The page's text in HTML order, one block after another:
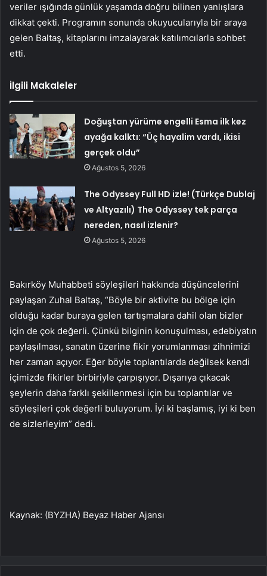
veriler ışığında günlük yaşamda doğru bilinen yanlışlara
dikkat çekti. Programın sonunda okuyucularıyla bir araya
gelen Baltaş, kitaplarını imzalayarak katılımcılarla sohbet
etti.
İlgili Makaleler
Doğuştan yürüme engelli Esma ilk kez
ayağa kalktı: “Üç hayalim vardı, ikisi
gerçek oldu”
Ağustos 5, 2026
The Odyssey Full HD izle! (Türkçe Dublaj
ve Altyazılı) The Odyssey tek parça
nereden, nasıl izlenir?
Ağustos 5, 2026
Bakırköy Muhabbeti söyleşileri hakkında düşüncelerini
paylaşan Zuhal Baltaş, “Böyle bir aktivite bu bölge için
olduğu kadar buraya gelen tartışmalara dahil olan bizler
için de çok değerli. Çünkü bilginin konuşulması, edebiyatın
paylaşılması, sanatın üzerine fikir yorumlanması zihnimizi
her zaman açıyor. Eğer böyle toplantılarda değilsek kendi
içimizde fikirler birbiriyle çarpışıyor. Dışarıya çıkacak
şeylerin daha farklı şekillenmesi için bu toplantılar ve
söyleşileri çok değerli buluyorum. İyi ki başlamış, iyi ki ben
de sizlerleyim” dedi.
Kaynak: (BYZHA) Beyaz Haber Ajansı